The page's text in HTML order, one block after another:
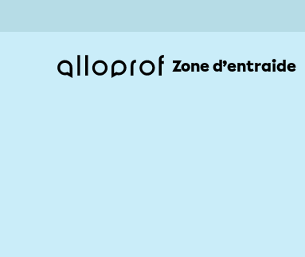
Zone d’entraide